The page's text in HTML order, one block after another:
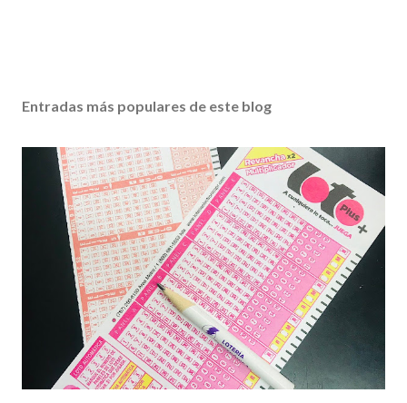
Entradas más populares de este blog